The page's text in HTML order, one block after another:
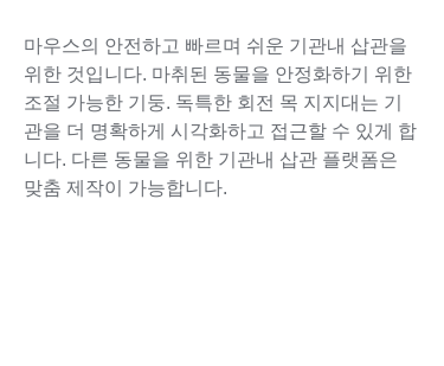
마우스의 안전하고 빠르며 쉬운 기관내 삽관을
위한 것입니다. 마취된 동물을 안정화하기 위한
조절 가능한 기둥. 독특한 회전 목 지지대는 기
관을 더 명확하게 시각화하고 접근할 수 있게 합
니다. 다른 동물을 위한 기관내 삽관 플랫폼은
맞춤 제작이 가능합니다.